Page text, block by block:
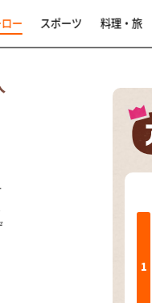
ー スポーツ 料理・旅